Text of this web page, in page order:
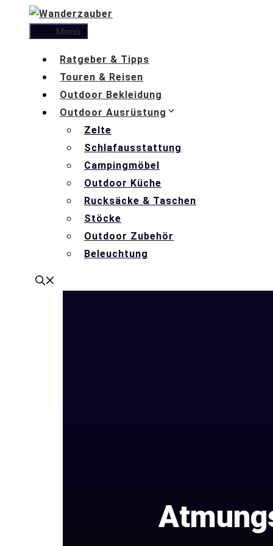
Menü
Ratgeber & Tipps
Touren & Reisen
Outdoor Bekleidung
Outdoor Ausrüstung
Zelte
Schlafausstattung
Campingmöbel
Outdoor Küche
Rucksäcke & Taschen
Stöcke
Outdoor Zubehör
Beleuchtung